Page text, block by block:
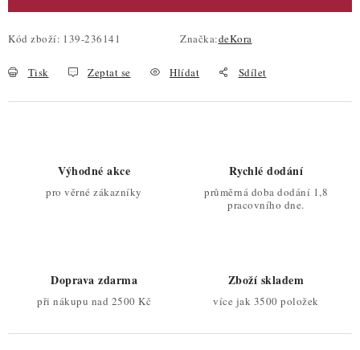
Kód zboží: 139-236141 Značka:deKora
Tisk Zeptat se Hlídat Sdílet
Výhodné akce
pro věrné zákazníky
Rychlé dodání
průměrná doba dodání 1,8
pracovního dne.
Doprava zdarma
při nákupu nad 2500 Kč
Zboží skladem
více jak 3500 položek